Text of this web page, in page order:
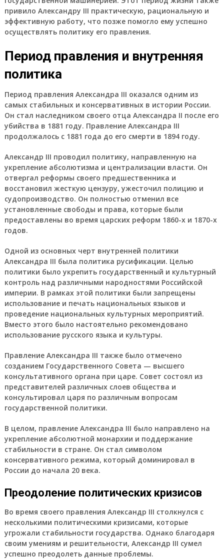
привило Александру III практическую, рациональную и
эффективную работу, что позже помогло ему успешно
осуществлять политику его правления.
Период правления и внутренняя
политика
Период правления Александра III оказался одним из
самых стабильных и консервативных в истории России.
Он стал наследником своего отца Александра II после его
убийства в 1881 году. Правление Александра III
продолжалось с 1881 года до его смерти в 1894 году.
Александр III проводил политику, направленную на
укрепление абсолютизма и централизации власти. Он
отвергал реформы своего предшественника и
восстановил жесткую цензуру, ужесточил полицию и
судопроизводство. Он полностью отменил все
установленные свободы и права, которые были
предоставлены во время царских реформ 1860-х и 1870-х
годов.
Одной из основных черт внутренней политики
Александра III была политика русификации. Целью
политики было укрепить государственный и культурный
контроль над различными народностями Российской
империи. В рамках этой политики были запрещены
использование и печать национальных языков и
проведение национальных культурных мероприятий.
Вместо этого было настоятельно рекомендовано
использование русского языка и культуры.
Правление Александра III также было отмечено
созданием Государственного Совета — высшего
консультативного органа при царе. Совет состоял из
представителей различных слоев общества и
консультировал царя по различным вопросам
государственной политики.
В целом, правление Александра III было направлено на
укрепление абсолютной монархии и поддержание
стабильности в стране. Он стал символом
консервативного режима, который доминировал в
России до начала 20 века.
Преодоление политических кризисов
Во время своего правления Александр III столкнулся с
несколькими политическими кризисами, которые
угрожали стабильности государства. Однако благодаря
своим умениям и решительности, Александр III сумел
успешно преодолеть данные проблемы.